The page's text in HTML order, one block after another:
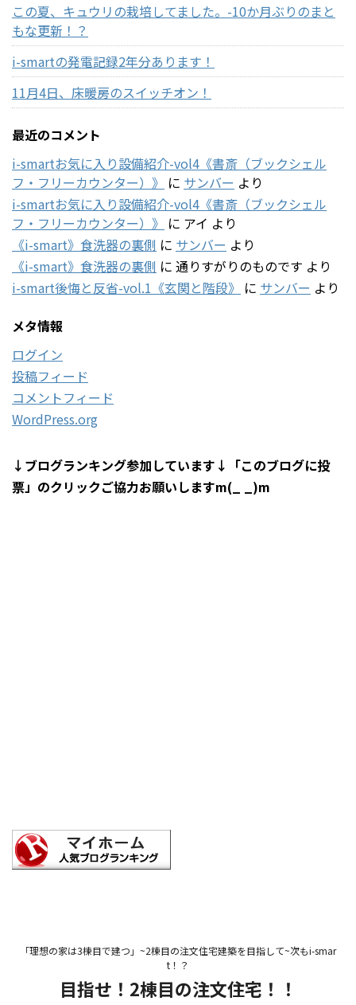
この夏、キュウリの栽培してました。-10か月ぶりのまと
もな更新！？
i-smartの発電記録2年分あります！
11月4日、床暖房のスイッチオン！
最近のコメント
i-smartお気に入り設備紹介-vol4《書斎（ブックシェル
フ・フリーカウンター）》 に サンバー より
i-smartお気に入り設備紹介-vol4《書斎（ブックシェル
フ・フリーカウンター）》 に アイ より
《i-smart》食洗器の裏側 に サンバー より
《i-smart》食洗器の裏側 に 通りすがりのものです より
i-smart後悔と反省-vol.1《玄関と階段》 に サンバー より
メタ情報
ログイン
投稿フィード
コメントフィード
WordPress.org
↓ブログランキング参加しています↓「このブログに投
票」のクリックご協力お願いしますm(_ _)m
「理想の家は3棟目で建つ」~2棟目の注文住宅建築を目指して~次もi-smar
t！？
目指せ！2棟目の注文住宅！！